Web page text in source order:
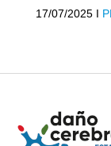
17/07/2025 I